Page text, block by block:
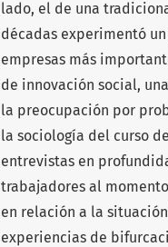
lado, el de una
décadas experimentó
empresas más
de innovación social,
la preocupación por
la sociología del curso
entrevistas en
trabajadores al
en relación a la
experiencias de